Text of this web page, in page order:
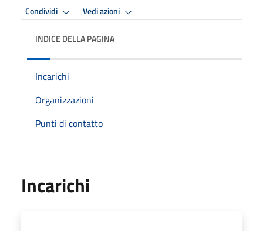
Condividi Vedi azioni
INDICE DELLA PAGINA
Incarichi
Organizzazioni
Punti di contatto
Incarichi